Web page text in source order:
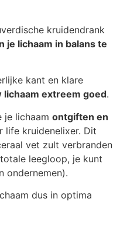
kruidendrank
je lichaam in balans te
kant en klare
lichaam extreem goed.
je lichaam ontgiften en
life kruidenelixer. Dit
vet zult verbranden
leegloop, je kunt
ondernemen).
dus in optima